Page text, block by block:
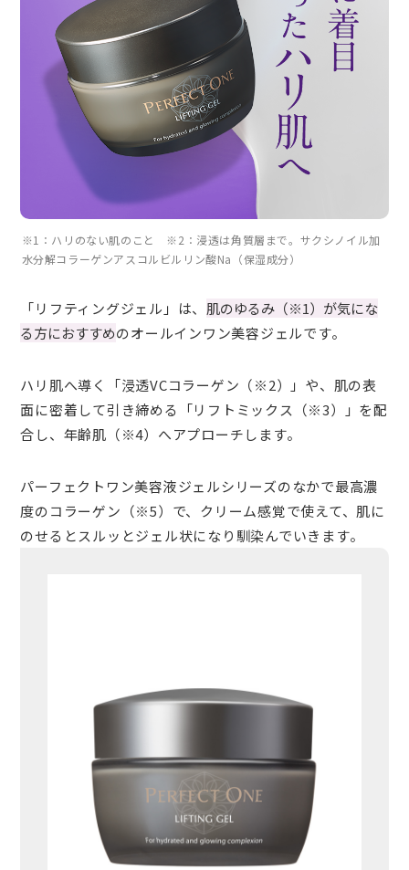
※1：ハリのない肌のこと ※2：浸透は角質層まで。サクシノイル加
水分解コラーゲンアスコルビルリン酸Na（保湿成分）
「リフティングジェル」は、 肌のゆるみ（※1）が気にな
る方におすすめのオールインワン美容ジェルです。
ハリ肌へ導く「浸透VCコラーゲン（※2）」や、肌の表
面に密着して引き締める「リフトミックス（※3）」を配
合し、年齢肌（※4）へアプローチします。
パーフェクトワン美容液ジェルシリーズのなかで最高濃
度のコラーゲン（※5）で、クリーム感覚で使えて、肌に
のせるとスルッとジェル状になり馴染んでいきます。